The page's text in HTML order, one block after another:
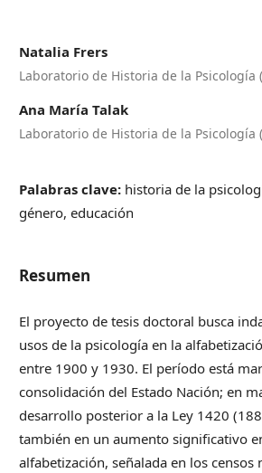
Natalia Frers
Laboratorio de Historia de la Psicología
Ana María Talak
Laboratorio de Historia de la Psicología
Palabras clave: historia de la
género, educación
Resumen
El proyecto de tesis doctoral busca
usos de la psicología en la
entre 1900 y 1930. El período está
consolidación del Estado Nación; en
desarrollo posterior a la Ley 1420
también en un aumento significativo
alfabetización, señalada en los censos